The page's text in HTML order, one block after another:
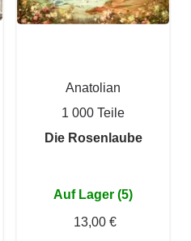
Anatolian
1 000 Teile
Die Rosenlaube
Auf Lager (5)
13,00 €